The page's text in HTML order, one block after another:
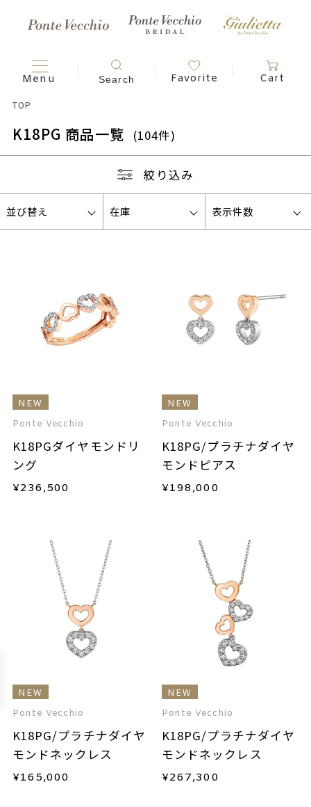
TOP
K18PG 商品一覧 (104件)
絞り込み
並び替え 在庫 表示件数
NEW
Ponte Vecchio
K18PGダイヤモンドリ
ング
¥236,500
NEW
Ponte Vecchio
K18PG/プラチナダイヤ
モンドピアス
¥198,000
NEW
Ponte Vecchio
K18PG/プラチナダイヤ
モンドネックレス
¥165,000
NEW
Ponte Vecchio
K18PG/プラチナダイヤ
モンドネックレス
¥267,300